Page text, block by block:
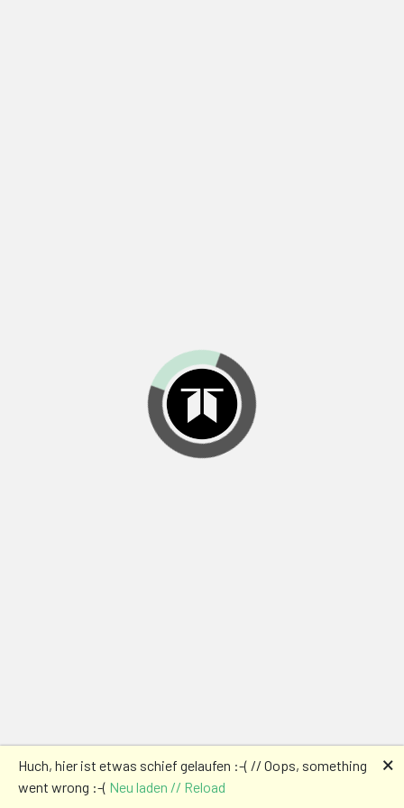
Huch, hier ist etwas schief gelaufen :-( // Oops, something
went wrong :-( Neu laden // Reload
🗙